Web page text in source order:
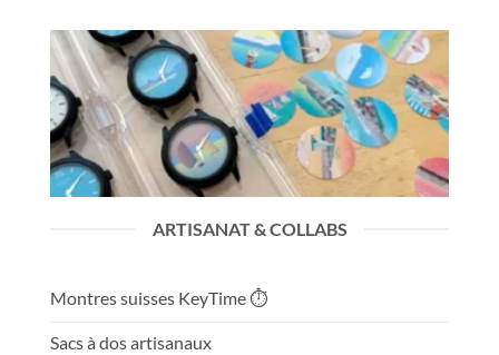
ARTISANAT & COLLABS
Montres suisses KeyTime ⏱️
Sacs à dos artisanaux